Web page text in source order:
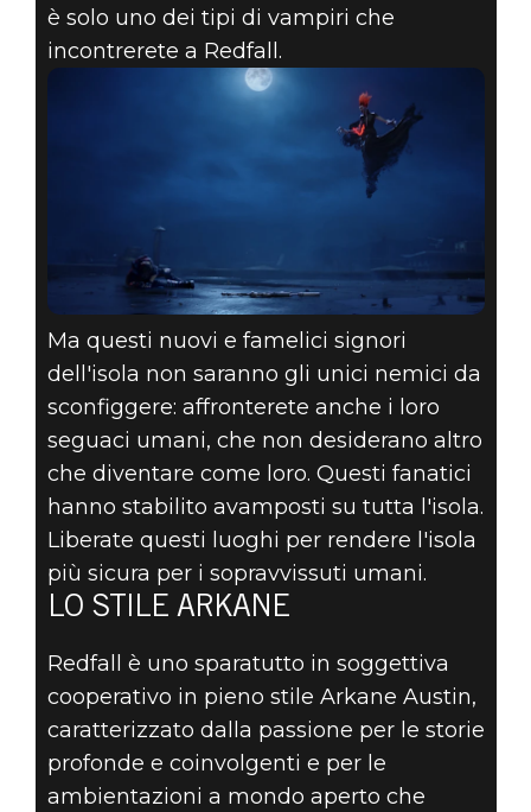
è solo uno dei tipi di vampiri che
incontrerete a Redfall.
Ma questi nuovi e famelici signori
dell'isola non saranno gli unici nemici da
sconfiggere: affronterete anche i loro
seguaci umani, che non desiderano altro
che diventare come loro. Questi fanatici
hanno stabilito avamposti su tutta l'isola.
Liberate questi luoghi per rendere l'isola
più sicura per i sopravvissuti umani.
LO STILE ARKANE
Redfall è uno sparatutto in soggettiva
cooperativo in pieno stile Arkane Austin,
caratterizzato dalla passione per le storie
profonde e coinvolgenti e per le
ambientazioni a mondo aperto che